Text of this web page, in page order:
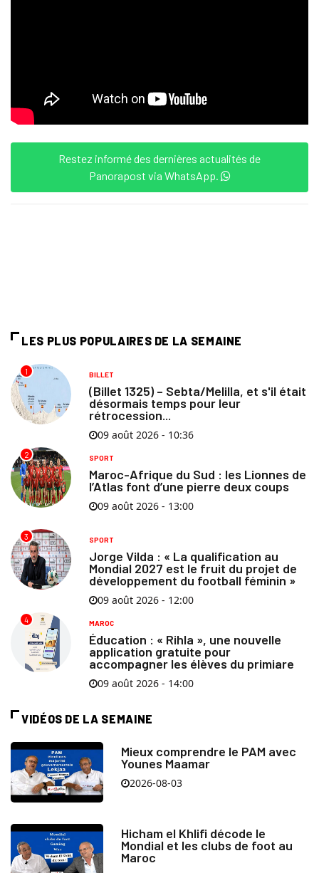
Restez informé des dernières actualités de
Panorapost via WhatsApp.
LES PLUS POPULAIRES DE LA SEMAINE
1 BILLET
(Billet 1325) – Sebta/Melilla, et s'il était
désormais temps pour leur
rétrocession...
09 août 2026 - 10:36
2 SPORT
Maroc-Afrique du Sud : les Lionnes de
l’Atlas font d’une pierre deux coups
09 août 2026 - 13:00
3 SPORT
Jorge Vilda : « La qualification au
Mondial 2027 est le fruit du projet de
développement du football féminin »
09 août 2026 - 12:00
4 MAROC
Éducation : « Rihla », une nouvelle
application gratuite pour
accompagner les élèves du primiare
09 août 2026 - 14:00
VIDÉOS DE LA SEMAINE
Mieux comprendre le PAM avec
Younes Maamar
2026-08-03
Hicham el Khlifi décode le
Mondial et les clubs de foot au
Maroc